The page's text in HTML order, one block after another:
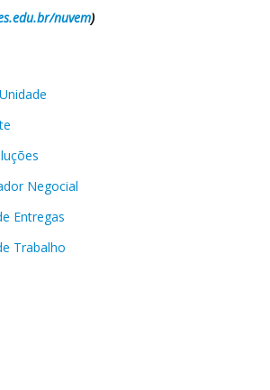
nuvem)
Negocial
Entregas
Trabalho